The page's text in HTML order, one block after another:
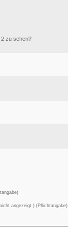
zu sehen?
angezeigt ) (Pflichtangabe)